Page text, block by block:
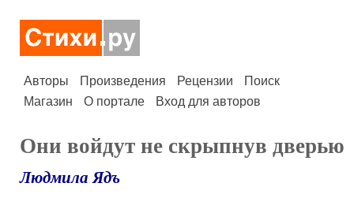
Авторы Произведения Рецензии
Поиск
Магазин
О портале Вход для авторов
Они войдут не скрыпнув дверью
Людмила Ядъ